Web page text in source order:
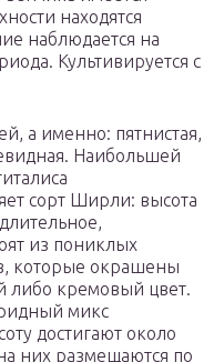
находятся
наблюдается на
Культивируется с
а именно: пятнистая,
Наибольшей
сорт Ширли: высота
из пониклых
которые окрашены
либо кремовый цвет.
микс
достигают около
них размещаются по